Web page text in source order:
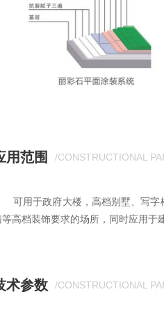
用范围 /CONSTRUCTIONAL
可用于政府大楼，高档别墅、写
等高档装饰要求的场所，同时应用于
术参数 /CONSTRUCTIONAL